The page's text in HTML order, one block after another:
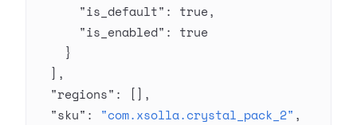
      "is_default"
: true,
      "is_enabled"
: true
    }
  ],
  "regions"
: [],
  "sku"
: "com.xsolla.crystal_pack_2" ,